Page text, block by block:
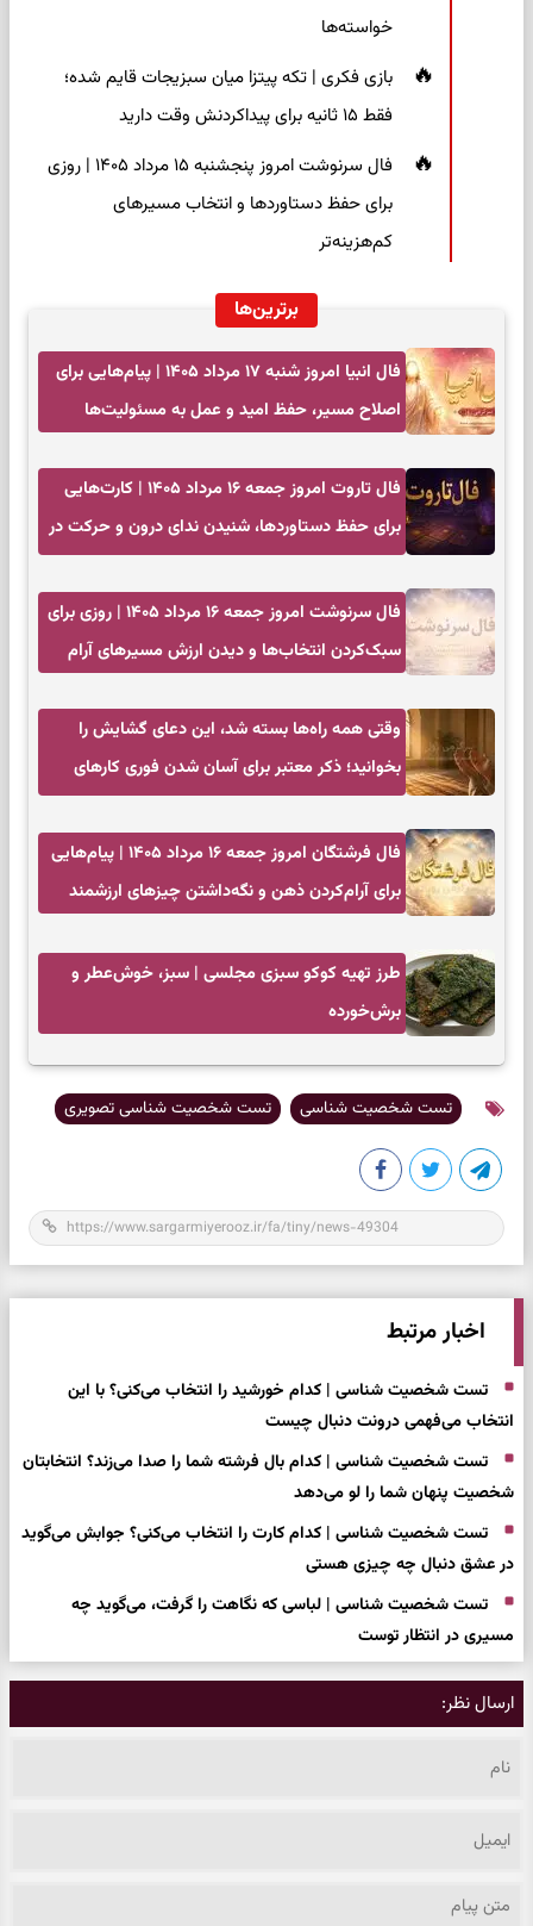
خواسته‌ها
بازی فکری | تکه پیتزا میان سبزیجات قایم شده؛
فقط ۱۵ ثانیه برای پیداکردنش وقت دارید
فال سرنوشت امروز پنجشنبه ۱۵ مرداد ۱۴۰۵ | روزی
برای حفظ دستاوردها و انتخاب مسیرهای
کم‌هزینه‌تر
برترین‌ها
فال انبیا امروز شنبه ۱۷ مرداد ۱۴۰۵ | پیام‌هایی برای
اصلاح مسیر، حفظ امید و عمل به مسئولیت‌ها
فال تاروت امروز جمعه ۱۶ مرداد ۱۴۰۵ | کارت‌هایی
برای حفظ دستاوردها، شنیدن ندای درون و حرکت در
فال سرنوشت امروز جمعه ۱۶ مرداد ۱۴۰۵ | روزی برای
سبک‌کردن انتخاب‌ها و دیدن ارزش مسیرهای آرام
وقتی همه راه‌ها بسته شد، این دعای گشایش را
بخوانید؛ ذکر معتبر برای آسان شدن فوری کارهای
فال فرشتگان امروز جمعه ۱۶ مرداد ۱۴۰۵ | پیام‌هایی
برای آرام‌کردن ذهن و نگه‌داشتن چیزهای ارزشمند
طرز تهیه کوکو سبزی مجلسی | سبز، خوش‌عطر و
برش‌خورده
تست شخصیت شناسی تست شخصیت شناسی تصویری
اخبار مرتبط
تست شخصیت شناسی | کدام خورشید را انتخاب می‌کنی؟ با این
انتخاب می‌فهمی درونت دنبال چیست
تست شخصیت شناسی | کدام بال فرشته شما را صدا می‌زند؟ انتخابتان
شخصیت پنهان شما را لو می‌دهد
تست شخصیت شناسی | کدام کارت را انتخاب می‌کنی؟ جوابش می‌گوید
در عشق دنبال چه چیزی هستی
تست شخصیت شناسی | لباسی که نگاهت را گرفت، می‌گوید چه
مسیری در انتظار توست
ارسال نظر: